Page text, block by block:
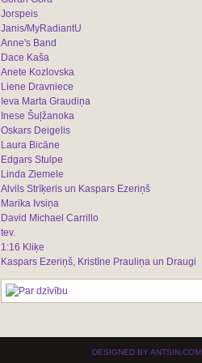
Jorspeis
Janis/MyRadiantU
Anne's Band
Dace Kaša
Anete Kozlovska
Liene Dravniece
Ieva Marta Graudiņa
Inese Šuļžanoka
Oskars Deigelis
Laura Bicāne
Edgars Stulpe
Linda Ziemele
Alvils Strīķeris un Kaspars Ezeriņš
Marika Ivsiņa
David Michael Carrillo
tev.
1:16 Kliķe
Kaspars Ezeriņš, Kristīne Prauliņa un Draugi
DESIGNED BY ANTSIN.COM